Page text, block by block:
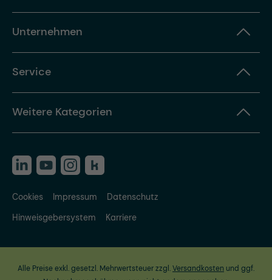
Unternehmen
Service
Weitere Kategorien
Cookies Impressum
Datenschutz
Hinweisgebersystem
Karriere
Alle Preise exkl. gesetzl. Mehrwertsteuer zzgl.Versandkosten und ggf.